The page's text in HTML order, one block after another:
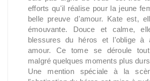
efforts qu'il réalise pour la jeune
belle preuve d'amour. Kate est,
émouvante. Douce et calme,
blessures du héros et l'oblige à
amour. Ce tome se déroule
malgré quelques moments plus
Une mention spéciale à la